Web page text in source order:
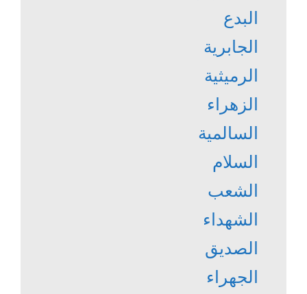
البدع
الجابرية
الرميثية
الزهراء
السالمية
السلام
الشعب
الشهداء
الصديق
الجهراء